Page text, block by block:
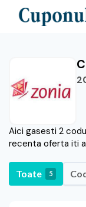
Aici gasesti 2
recenta oferta iti
Toate 5